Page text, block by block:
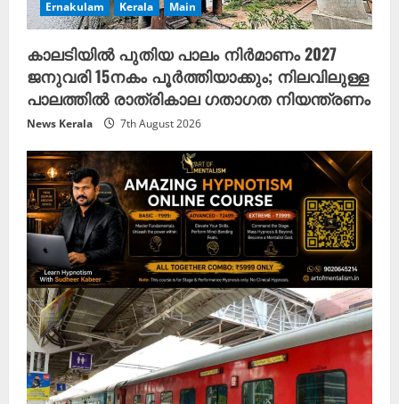
Ernakulam Kerala Main
കാലടിയിൽ പുതിയ പാലം നിർമാണം 2027
ജനുവരി 15നകം പൂർത്തിയാക്കും; നിലവിലുള്ള
പാലത്തിൽ രാത്രികാല ഗതാഗത നിയന്ത്രണം
News Kerala 7th August 2026